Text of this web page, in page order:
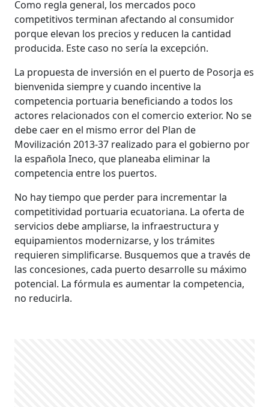
Como regla general, los mercados poco
competitivos terminan afectando al consumidor
porque elevan los precios y reducen la cantidad
producida. Este caso no sería la excepción.
La propuesta de inversión en el puerto de Posorja es
bienvenida siempre y cuando incentive la
competencia portuaria beneficiando a todos los
actores relacionados con el comercio exterior. No se
debe caer en el mismo error del Plan de
Movilización 2013-37 realizado para el gobierno por
la española Ineco, que planeaba eliminar la
competencia entre los puertos.
No hay tiempo que perder para incrementar la
competitividad portuaria ecuatoriana. La oferta de
servicios debe ampliarse, la infraestructura y
equipamientos modernizarse, y los trámites
requieren simplificarse. Busquemos que a través de
las concesiones, cada puerto desarrolle su máximo
potencial. La fórmula es aumentar la competencia,
no reducirla.